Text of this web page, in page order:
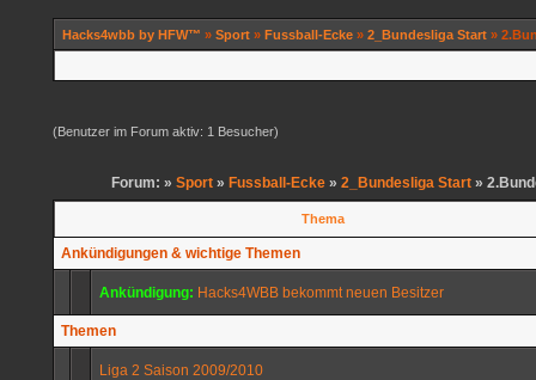
Hacks4wbb by HFW™ » Sport » Fussball-Ecke » 2_Bundesliga Start »
(Benutzer im Forum aktiv: 1 Besucher)
Forum: » Sport » Fussball-Ecke » 2_Bundesliga Start »
Thema
Ankündigungen & wichtige Themen
Ankündigung: Hacks4WBB bekommt neuen Besitzer
Themen
Liga 2 Saison 2009/2010